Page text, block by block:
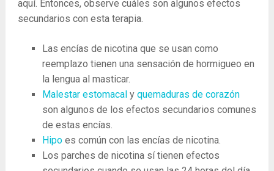
aquí. Entonces, observe cuáles son algunos efectos
secundarios con esta terapia.
Las encías de nicotina que se usan como
reemplazo tienen una sensación de hormigueo en
la lengua al masticar.
Malestar estomacal y quemaduras de corazón
son ​​algunos de los efectos secundarios comunes
de estas encías.
Hipo es común con las encías de nicotina.
Los parches de nicotina sí tienen efectos